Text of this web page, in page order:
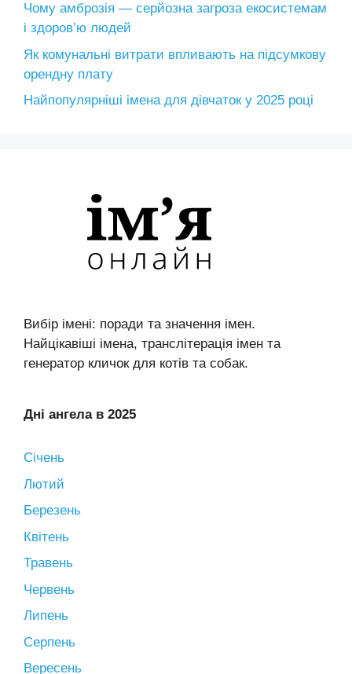
Чому амброзія — серйозна загроза екосистемам
і здоров’ю людей
Як комунальні витрати впливають на підсумкову
орендну плату
Найпопулярніші імена для дівчаток у 2025 році
Вибір імені: поради та значення імен.
Найцікавіші імена, транслітерація імен та
генератор кличок для котів та собак.
Дні ангела в 2025
Січень
Лютий
Березень
Квітень
Травень
Червень
Липень
Серпень
Вересень